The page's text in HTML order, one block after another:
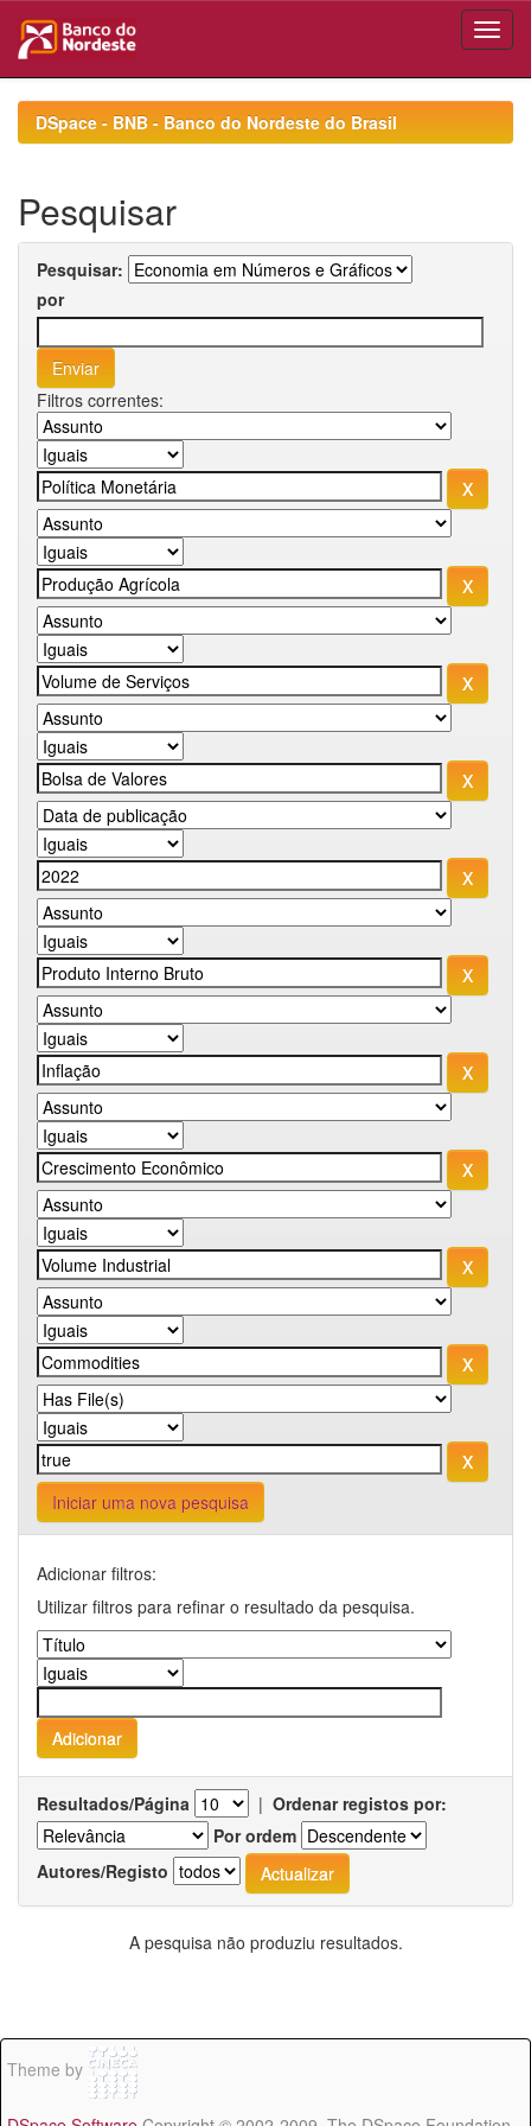
navigationDSpace - BNB - Banco do Nordeste do Brasil
Pesquisar
Pesquisar:
por
Filtros correntes:
Iniciar uma nova pesquisa
Adicionar filtros:
Utilizar filtros para refinar o resultado da pesquisa.
Resultados/Página | Ordenar registos por:
Por ordem
Autores/Registo
A pesquisa não produziu resultados.
Theme by